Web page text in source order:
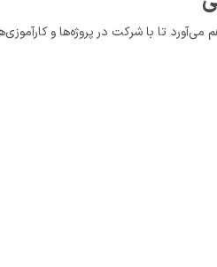
می‌آورد تا با شرکت در پروژه‌ها و